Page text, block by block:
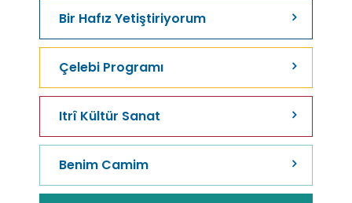
Bir Hafız Yetiştiriyorum
Çelebi Programı
Itrî Kültür Sanat
Benim Camim